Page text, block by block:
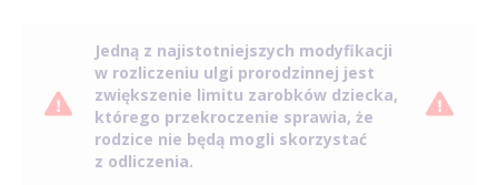
Jedną z najistotniejszych modyfikacji
w rozliczeniu ulgi prorodzinnej jest
zwiększenie limitu zarobków dziecka,
którego przekroczenie sprawia, że
rodzice nie będą mogli skorzystać
z odliczenia.